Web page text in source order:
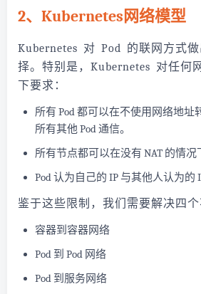
2、Kubernetes网络模型
Kubernetes 对 Pod 的联网方式
择。特别是，Kubernetes 对任何
下要求：
所有 Pod 都可以在不使用网络地址
所有其他 Pod 通信。
所有节点都可以在没有 NAT 的情况
Pod 认为自己的 IP 与其他人认为的
鉴于这些限制，我们需要解决四个
容器到容器网络
Pod 到 Pod 网络
Pod 到服务网络